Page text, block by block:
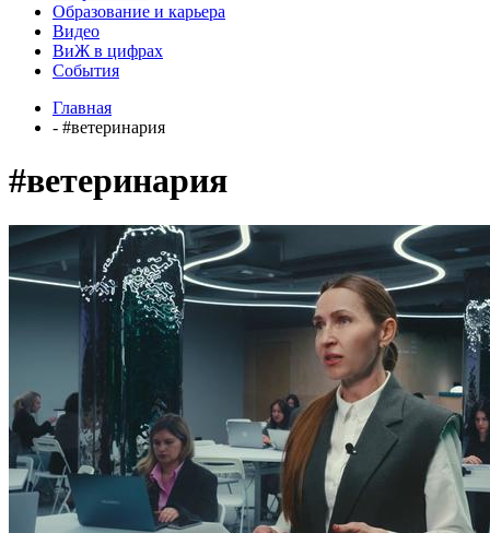
Образование и карьера
Видео
ВиЖ в цифрах
События
Главная
- #ветеринария
#ветеринария